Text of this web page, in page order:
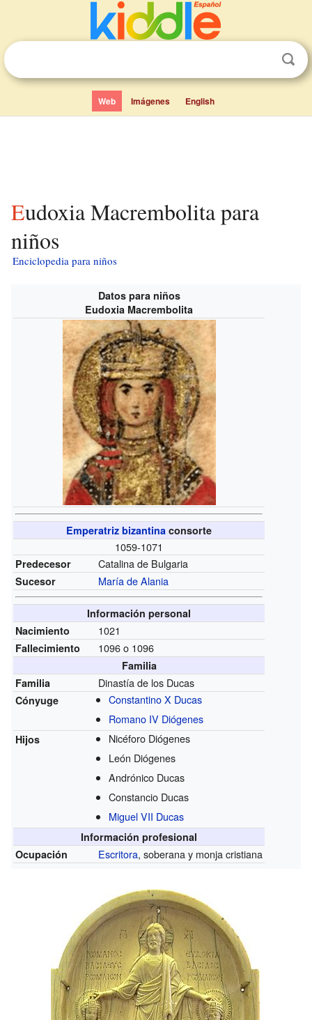
Web Imágenes English
Eudoxia Macrembolita para
niños
Enciclopedia para niños
Datos para niños
Eudoxia Macrembolita
Emperatriz bizantina consorte
1059-1071
Predecesor Catalina de Bulgaria
Sucesor María de Alania
Información personal
Nacimiento
1021
Fallecimiento 1096 o 1096
Familia
Familia
Dinastía de los Ducas
Cónyuge
Constantino X Ducas
Romano IV Diógenes
Hijos
Nicéforo Diógenes
León Diógenes
Andrónico Ducas
Constancio Ducas
Miguel VII Ducas
Información profesional
Ocupación
Escritora, soberana y monja cristiana